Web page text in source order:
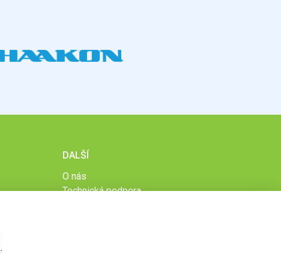
DALŠÍ
O nás
Technická podpora
.